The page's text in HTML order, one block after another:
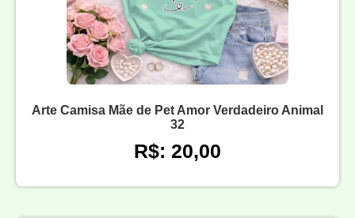
Arte Camisa Mãe de Pet Amor Verdadeiro Animal
32
R$: 20,00